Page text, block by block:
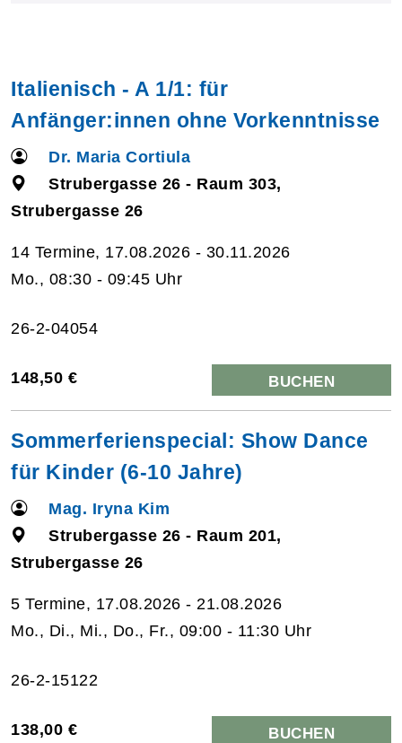
Italienisch - A 1/1: für
Anfänger:innen ohne Vorkenntnisse
Dr. Maria Cortiula
Strubergasse 26 - Raum 303,
Strubergasse 26
14 Termine, 17.08.2026 - 30.11.2026
Mo., 08:30 - 09:45 Uhr
26-2-04054
148,50 € BUCHEN
Sommerferienspecial: Show Dance
für Kinder (6-10 Jahre)
Mag. Iryna Kim
Strubergasse 26 - Raum 201,
Strubergasse 26
5 Termine, 17.08.2026 - 21.08.2026
Mo., Di., Mi., Do., Fr., 09:00 - 11:30 Uhr
26-2-15122
138,00 € BUCHEN